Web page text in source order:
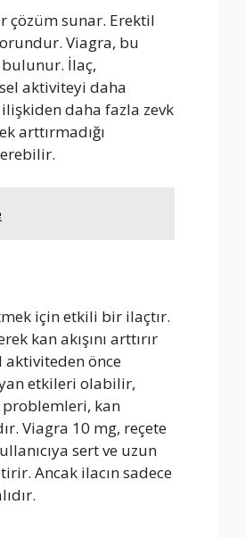
çözüm sunar. Erektil
Viagra, bu
İlaç,
aktiviteyi daha
daha fazla zevk
arttırmadığı
için etkili bir ilaçtır.
kan akışını arttırır
aktiviteden önce
yan etkileri olabilir,
problemleri, kan
Viagra 10 mg, reçete
sert ve uzun
Ancak ilacın sadece